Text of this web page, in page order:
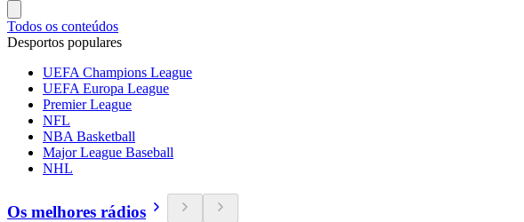
Todos os conteúdos
Desportos populares
UEFA Champions League
UEFA Europa League
Premier League
NFL
NBA Basketball
Major League Baseball
NHL
Os melhores rádios